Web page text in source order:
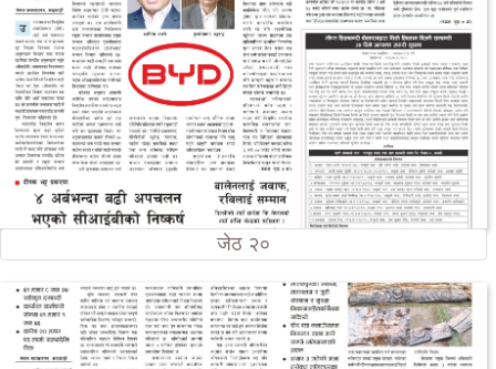
जेठ २०